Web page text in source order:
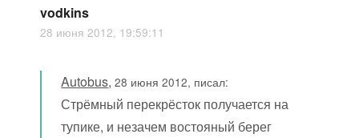
vodkins
28 июня 2012, 19:59:11
Autobus,28 июня 2012, писал:
Стрёмный перекрёсток получается на
тупике, и незачем востояный берег